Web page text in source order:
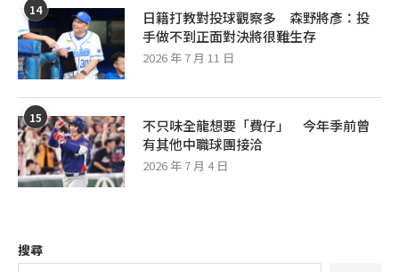
14
日籍打教對投球觀察多 森野將彥：投
手做不到正面對決將很難生存
2026 年 7 月 11 日
15
不只味全龍想要「費仔」 今年季前曾
有其他中職球團接洽
2026 年 7 月 4 日
搜尋